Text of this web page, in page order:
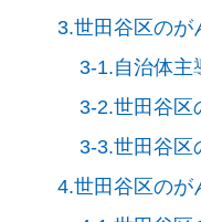
3.世田谷区のが
3-1.自治体主
3-2.世田谷区
3-3.世田谷区
4.世田谷区のが